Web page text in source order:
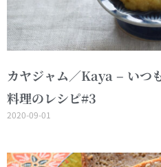
カヤジャム／Kaya – いつ
料理のレシピ#3
2020-09-01